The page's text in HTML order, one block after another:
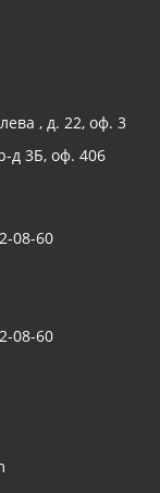
, д. 22, оф. 3
д 3Б, оф. 406
08-60
08-60